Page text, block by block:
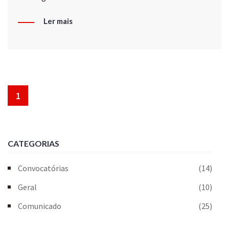
Ler mais
1
CATEGORIAS
Convocatórias
(14)
Geral
(10)
Comunicado
(25)